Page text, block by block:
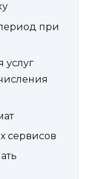
при
услуг
сервисов